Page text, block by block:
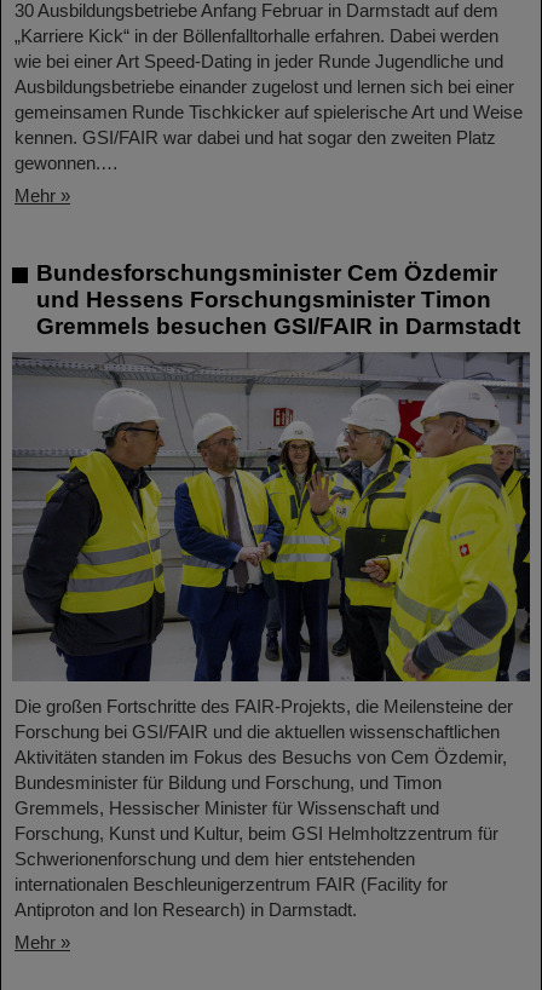
30 Ausbildungsbetriebe Anfang Februar in Darmstadt auf dem
„Karriere Kick“ in der Böllenfalltorhalle erfahren. Dabei werden
wie bei einer Art Speed-Dating in jeder Runde Jugendliche und
Ausbildungsbetriebe einander zugelost und lernen sich bei einer
gemeinsamen Runde Tischkicker auf spielerische Art und Weise
kennen. GSI/FAIR war dabei und hat sogar den zweiten Platz
gewonnen.…
Mehr »
Bundesforschungsminister Cem Özdemir
und Hessens Forschungsminister Timon
Gremmels besuchen GSI/FAIR in Darmstadt
Die großen Fortschritte des FAIR-Projekts, die Meilensteine der
Forschung bei GSI/FAIR und die aktuellen wissenschaftlichen
Aktivitäten standen im Fokus des Besuchs von Cem Özdemir,
Bundesminister für Bildung und Forschung, und Timon
Gremmels, Hessischer Minister für Wissenschaft und
Forschung, Kunst und Kultur, beim GSI Helmholtzzentrum für
Schwerionenforschung und dem hier entstehenden
internationalen Beschleunigerzentrum FAIR (Facility for
Antiproton and Ion Research) in Darmstadt.
Mehr »